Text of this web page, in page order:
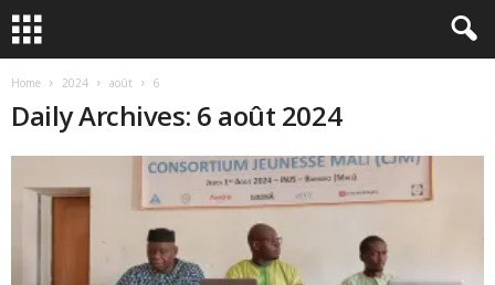
Home 2024 août 6
Daily Archives: 6 août 2024